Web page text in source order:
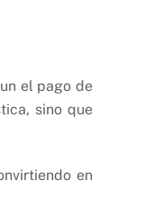
el pago de
sino que
en